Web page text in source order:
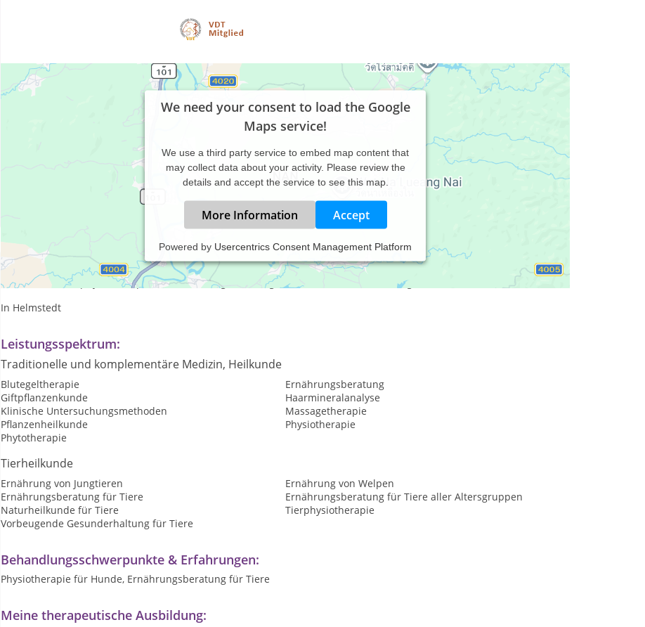
We need your consent to load the Google
Maps service!
We use a third party service to embed map content that
may collect data about your activity. Please review the
details and accept the service to see this map.
More Information Accept
Powered by Usercentrics Consent Management Platform
Praxiszeiten:
Praxis für Hundephysiotherapie und Ernährungsberatung, Termine nach Vereinbarung
In Helmstedt
Leistungsspektrum:
Traditionelle und komplementäre Medizin, Heilkunde
Blutegeltherapie
Ernährungsberatung
Giftpflanzenkunde
Haarmineralanalyse
Klinische Untersuchungsmethoden
Massagetherapie
Pflanzenheilkunde
Physiotherapie
Phytotherapie
Tierheilkunde
Ernährung von Jungtieren
Ernährung von Welpen
Ernährungsberatung für Tiere
Ernährungsberatung für Tiere aller Altersgruppen
Naturheilkunde für Tiere
Tierphysiotherapie
Vorbeugende Gesunderhaltung für Tiere
Behandlungsschwerpunkte & Erfahrungen:
Physiotherapie für Hunde, Ernährungsberatung für Tiere
Meine therapeutische Ausbildung: